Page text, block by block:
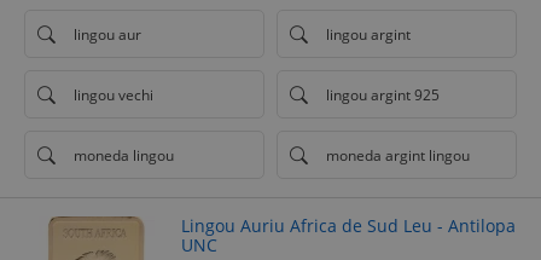
lingou aur lingou argint
lingou vechi lingou argint 925
moneda lingou moneda argint lingou
Lingou Auriu Africa de Sud Leu - Antilopa
UNC